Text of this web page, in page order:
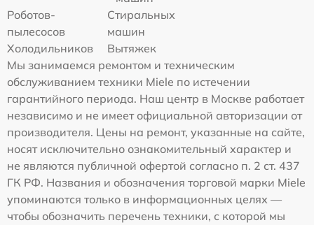
Роботов-
пылесосов
Стиральных
машин
Холодильников
Вытяжек
Мы занимаемся ремонтом и техническим
обслуживанием техники Miele по истечении
гарантийного периода. Наш центр в Москве работает
независимо и не имеет официальной авторизации от
производителя. Цены на ремонт, указанные на сайте,
носят исключительно ознакомительный характер и
не являются публичной офертой согласно п. 2 ст. 437
ГК РФ. Названия и обозначения торговой марки Miele
упоминаются только в информационных целях —
чтобы обозначить перечень техники, с которой мы